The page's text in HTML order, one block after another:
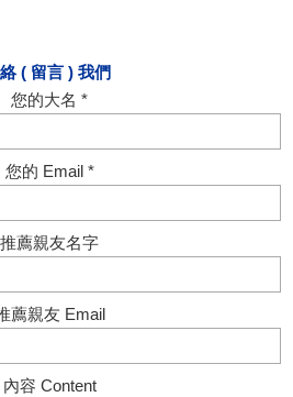
( 留言 ) 我們
您的大名 *
您的 Email *
推薦親友名字
薦親友 Email
內容 Content